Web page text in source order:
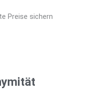
Preise sichern